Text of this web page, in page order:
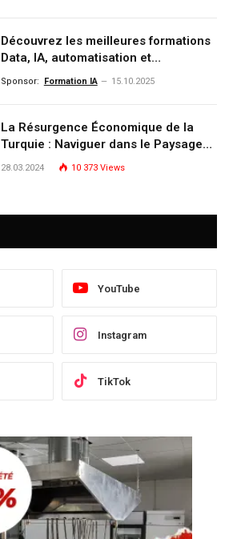
Découvrez les meilleures formations
Data, IA, automatisation et
investissement (gestion de
Sponsor: Formation IA 15.10.2025
La Résurgence Économique de la
Turquie : Naviguer dans le Paysage
Post-Crise
28.03.2024 10 373 Views
YouTube
Instagram
TikTok